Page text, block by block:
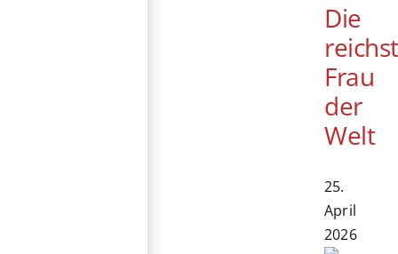
Die
Frau
der
Welt
25.
April
2026